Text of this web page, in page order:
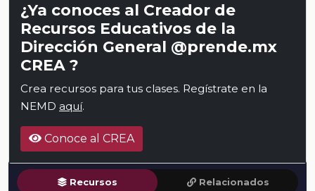
¿Ya conoces al Creador de
Recursos Educativos de la
Dirección General @prende.mx
CREA ?
Crea recursos para tus clases. Regístrate en la
NEMD aquí.
Conoce al CREA
Recursos Relacionados